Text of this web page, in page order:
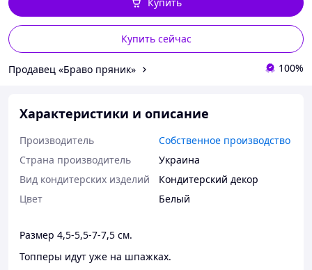
Купить сейчас
Продавец «Браво пряник» 100%
Характеристики и описание
Производитель
Собственное производство
Страна производитель
Украина
Вид кондитерских изделий
Кондитерский декор
Цвет
Белый
Размер 4,5-5,5-7-7,5 см.
Топперы идут уже на шпажках.